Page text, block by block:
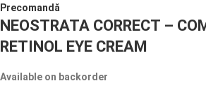
Precomandă
NEOSTRATA CORRECT –
RETINOL EYE CREAM
Available on backorder